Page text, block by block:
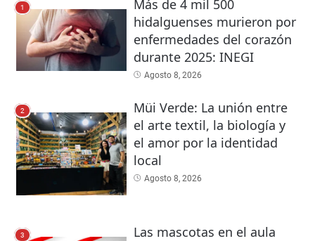
1
Más de 4 mil 500
hidalguenses murieron por
enfermedades del corazón
durante 2025: INEGI
Agosto 8, 2026
2
Müi Verde: La unión entre
el arte textil, la biología y
el amor por la identidad
local
Agosto 8, 2026
3 Las mascotas en el aula